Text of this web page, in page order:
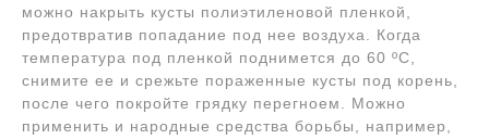
можно накрыть кусты полиэтиленовой пленкой,
предотвратив попадание под нее воздуха. Когда
температура под пленкой поднимется до 60 ºC,
снимите ее и срежьте пораженные кусты под корень,
после чего покройте грядку перегноем. Можно
применить и народные средства борьбы, например,